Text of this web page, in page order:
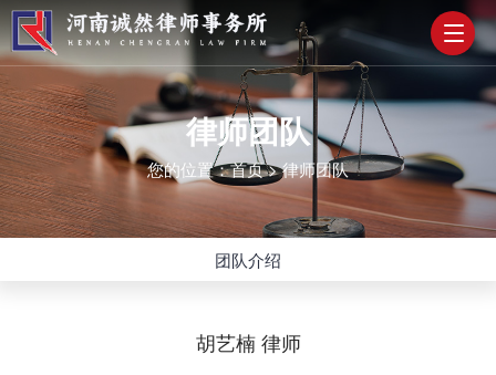
律师团队
您的位置：首页>律师团队
团队介绍
胡艺楠 律师